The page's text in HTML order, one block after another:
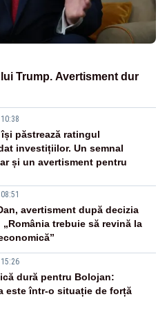
Trump. Avertisment dur
își păstrează ratingul
investițiilor. Un semnal
și un avertisment pentru
avertisment după decizia
„România trebuie să revină la
dură pentru Bolojan:
este într-o situație de forță